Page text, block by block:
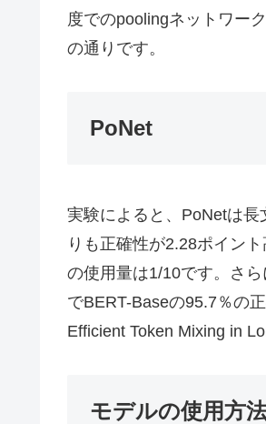
度でのpoolingネットワー
の通りです。
PoNet
実験によると、PoNetは長
りも正確性が2.28ポイン
の使用量は1/10です。さ
でBERT-Baseの95.7％の
Efficient Token Mixing in
モデルの使用方